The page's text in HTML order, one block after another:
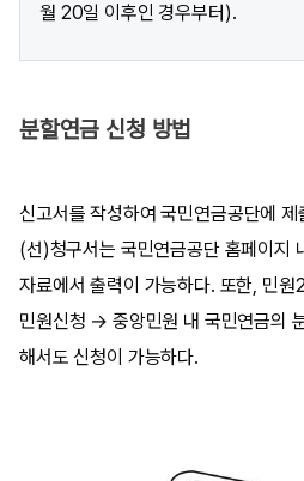
월 20일 이후인 경우부터).
분할연금 신청 방법
신고서를 작성하여 국민연금공단에
(선)청구서는 국민연금공단 홈페이지
자료에서 출력이 가능하다. 또한, 민
민원신청 → 중앙민원 내 국민연금의
해서도 신청이 가능하다.